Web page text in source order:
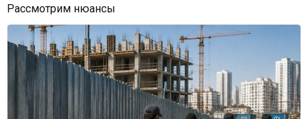
Рассмотрим нюансы